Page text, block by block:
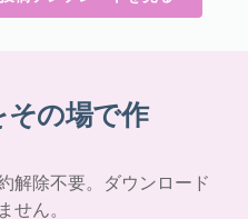
の場で作
解除不要。ダウンロード
ん。